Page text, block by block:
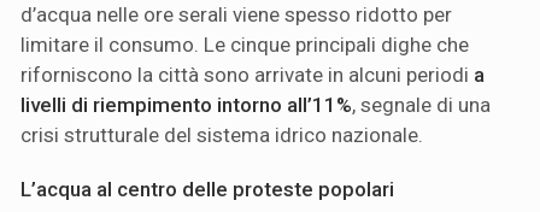
d’acqua nelle ore serali viene spesso ridotto per
limitare il consumo. Le cinque principali dighe che
riforniscono la città sono arrivate in alcuni periodi a
livelli di riempimento intorno all’11%, segnale di una
crisi strutturale del sistema idrico nazionale.
L’acqua al centro delle proteste popolari